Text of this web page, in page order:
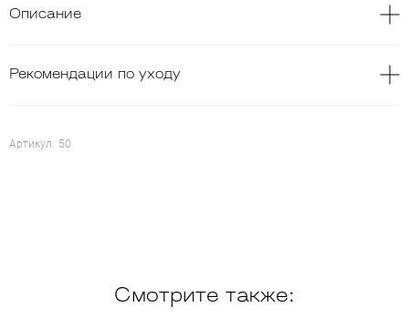
Описание
Рекомендации по уходу
Артикул: 50
Смотрите также: